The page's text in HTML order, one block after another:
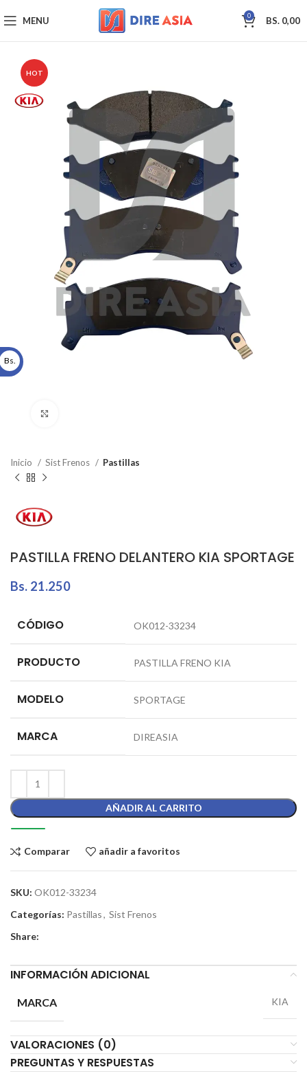
MENU 0 BS. 0,00
HOT
Inicio Sist Frenos Pastillas
PASTILLA FRENO DELANTERO KIA SPORTAGE
Bs. 21.250
CÓDIGO OK012-33234
PRODUCTO PASTILLA FRENO KIA
MODELO SPORTAGE
MARCA DIREASIA
AÑADIR AL CARRITO
Comparar añadir a favoritos
SKU: OK012-33234
Categorías: Pastillas, Sist Frenos
Share:
INFORMACIÓN ADICIONAL
MARCA KIA
VALORACIONES (0)
PREGUNTAS Y RESPUESTAS
Bs.